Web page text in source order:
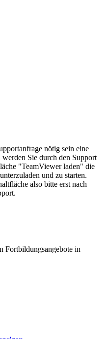
nötig sein eine
Sie durch den Support
"TeamViewer laden" die
und zu starten.
also bitte erst nach
Fortbildungsangebote in